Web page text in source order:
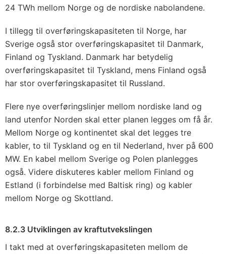
24 TWh mellom Norge og de nordiske nabolandene.
I tillegg til overføringskapasiteten til Norge, har
Sverige også stor overføringskapasitet til Danmark,
Finland og Tyskland. Danmark har betydelig
overføringskapasitet til Tyskland, mens Finland også
har stor overføringskapasitet til Russland.
Flere nye overføringslinjer mellom nordiske land og
land utenfor Norden skal etter planen legges om få år.
Mellom Norge og kontinentet skal det legges tre
kabler, to til Tyskland og en til Nederland, hver på 600
MW. En kabel mellom Sverige og Polen planlegges
også. Videre diskuteres kabler mellom Finland og
Estland (i forbindelse med Baltisk ring) og kabler
mellom Norge og Skottland.
8.2.3 Utviklingen av kraftutvekslingen
I takt med at overføringskapasiteten mellom de